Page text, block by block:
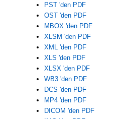
PST 'den PDF
OST 'den PDF
MBOX 'den PDF
XLSM 'den PDF
XML 'den PDF
XLS 'den PDF
XLSX 'den PDF
WB3 'den PDF
DCS 'den PDF
MP4 'den PDF
DICOM 'den PDF